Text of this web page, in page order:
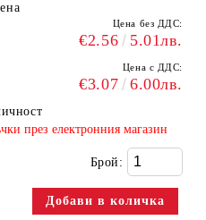
Цена без ДДС:
€2.56 5.01лв.
Цена с ДДС:
€3.07 6.00лв.
през електронния магазин
Брой: